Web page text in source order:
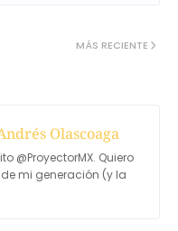
MÁS RECIENTE
Olascoaga
@ProyectorMX. Quiero
de mi generación (y la